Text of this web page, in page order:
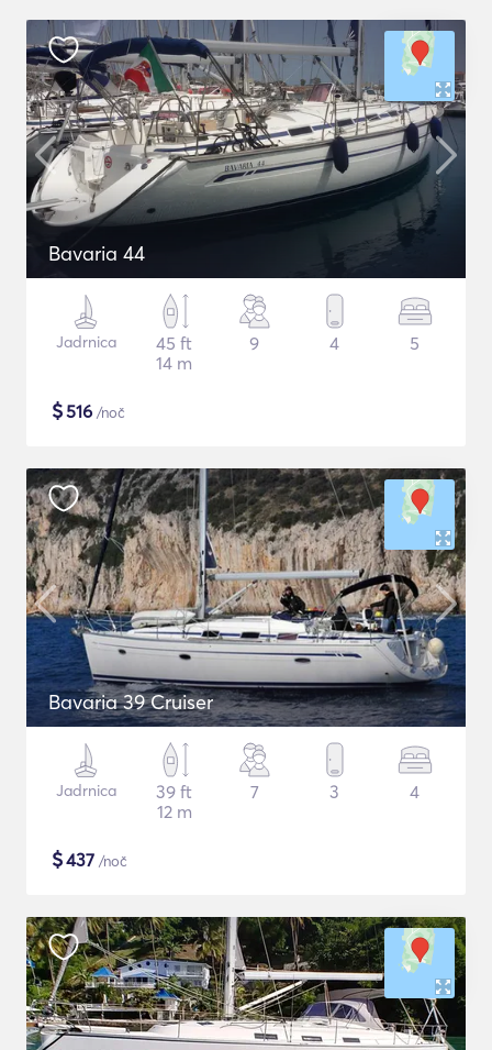
Bavaria 44
Jadrnica
45 ft
14 m
9 4 5
$516 /noč
Bavaria 39 Cruiser
Jadrnica
39 ft
12 m
7 3 4
$437 /noč